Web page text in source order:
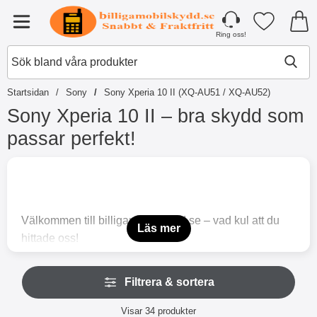
Meny Startsidan för Tibro Billiga
Ring oss!
Mina
Startsidan Sony Sony Xperia 10 II (XQ-AU51 / XQ-AU52)
Sony Xperia 10 II – bra skydd som
passar perfekt!
Läs mer
Välkommen till billigamobilskydd.se – vad kul att du
hittade oss!
Letar du efter skydd till din Sony Xperia 10 II (XQ-
AU51 / XQ-AU52)? Då har du verkligen kommit till rätt
webbplats. Vi har bra mobilskydd för de flesta
smartphones och självklart är din Sony Xperia 10 II
Filtrera & sortera
Filtrera & sortera
Visar 34 produkter